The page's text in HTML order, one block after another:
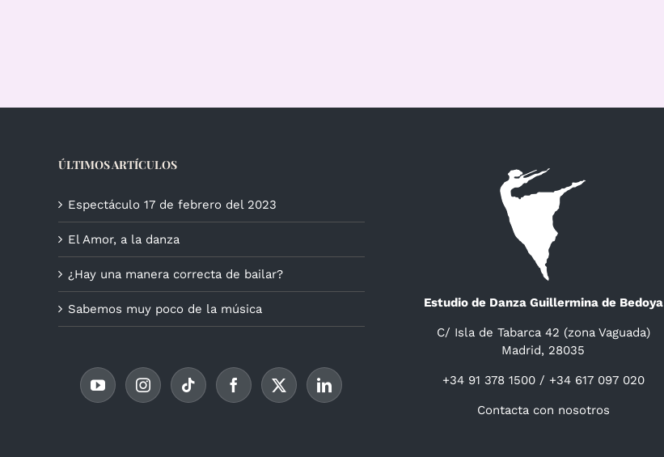
ÚLTIMOS ARTÍCULOS
Espectáculo 17 de febrero del 2023
El Amor, a la danza
¿Hay una manera correcta de bailar?
Sabemos muy poco de la música Estudio de Danza Guillermina de Bedoya
C/ Isla de Tabarca 42 (zona Vaguada)
Madrid, 28035
+34 91 378 1500 / +34 617 097 020
Contacta con nosotros